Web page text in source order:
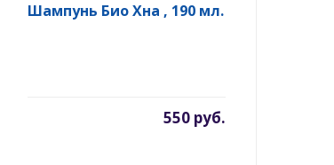
Шампунь Био Хна , 190 мл.
550 руб.